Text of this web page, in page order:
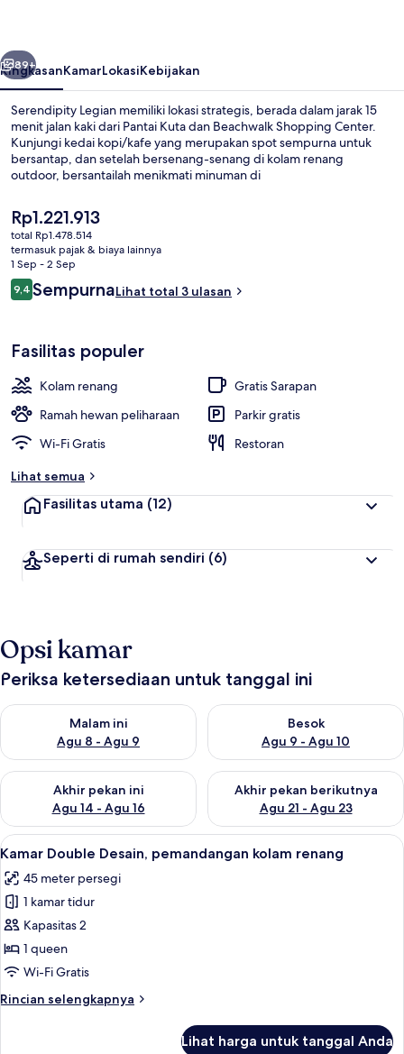
Berikutnya
89+
RingkasanKamarLokasiKebijakan
Serendipity Legian memiliki lokasi strategis, berada dalam jarak 15
menit jalan kaki dari Pantai Kuta dan Beachwalk Shopping Center.
Kunjungi kedai kopi/kafe yang merupakan spot sempurna untuk
bersantap, dan setelah bersenang-senang di kolam renang
outdoor, bersantailah menikmati minuman di
taman.
Harga
saat
ini
Rp1.221.913
Rp1.221.913
total Rp1.478.514
termasuk pajak & biaya lainnya
1 Sep - 2 Sep
Ulasan
9,49,4 dari 10
SempurnaLihat total 3 ulasan
Fasilitas populer
Kolam renang
Gratis Sarapan
Ramah hewan peliharaan
Parkir gratis
Wi-Fi Gratis
Restoran
Lihat semua
Fasilitas utama (12)
Seperti di rumah sendiri (6)
Opsi kamar
Periksa ketersediaan untuk tanggal ini
Malam ini
Agu 8 - Agu 9
Periksa ketersediaan untuk malam ini Agu 8 - Agu 9
Besok
Agu 9 - Agu 10
Periksa ketersediaan untuk
Akhir pekan ini
Agu 14 - Agu 16
Periksa ketersediaan untuk akhir pekan ini Agu 14 - Agu 16
Akhir pekan berikutnya
Agu 21 - Agu 23
Periksa ketersediaan untuk
Lihat
semua
foto
untuk
Kamar
Double
Desain,
kolam
Kamar Double Desain,
26
Kamar Double Desain, pemandangan kolam renang
45 meter persegi
1 kamar tidur
Kapasitas 2
1 queen
Wi-Fi Gratis
Rincian selengkapnya
Rincian
Lihat harga untuk tanggal Anda